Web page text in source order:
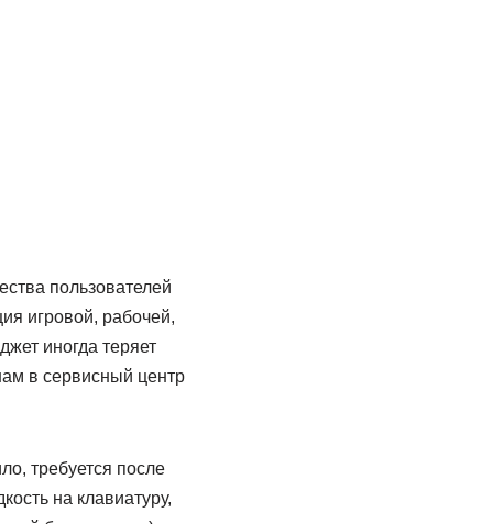
пользователей
игровой, рабочей,
иногда теряет
в сервисный центр
требуется после
на клавиатуру,